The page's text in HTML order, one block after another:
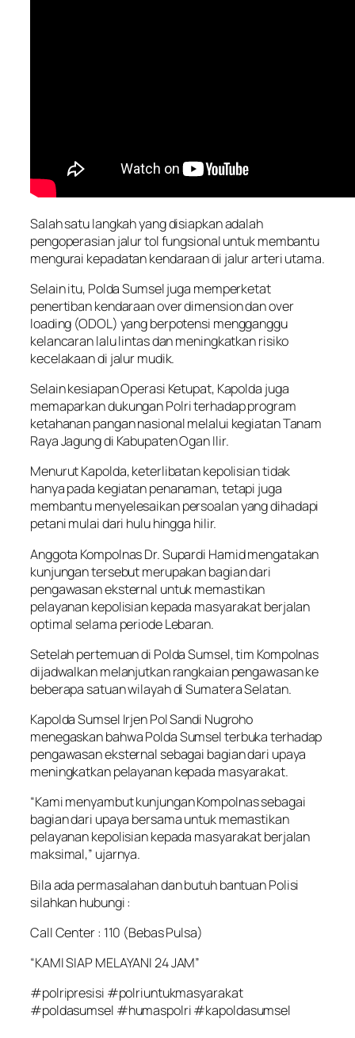
Salah satu langkah yang disiapkan adalah
pengoperasian jalur tol fungsional untuk membantu
mengurai kepadatan kendaraan di jalur arteri utama.
Selain itu, Polda Sumsel juga memperketat
penertiban kendaraan over dimension dan over
loading (ODOL) yang berpotensi mengganggu
kelancaran lalu lintas dan meningkatkan risiko
kecelakaan di jalur mudik.
Selain kesiapan Operasi Ketupat, Kapolda juga
memaparkan dukungan Polri terhadap program
ketahanan pangan nasional melalui kegiatan Tanam
Raya Jagung di Kabupaten Ogan Ilir.
Menurut Kapolda, keterlibatan kepolisian tidak
hanya pada kegiatan penanaman, tetapi juga
membantu menyelesaikan persoalan yang dihadapi
petani mulai dari hulu hingga hilir.
Anggota Kompolnas Dr. Supardi Hamid mengatakan
kunjungan tersebut merupakan bagian dari
pengawasan eksternal untuk memastikan
pelayanan kepolisian kepada masyarakat berjalan
optimal selama periode Lebaran.
Setelah pertemuan di Polda Sumsel, tim Kompolnas
dijadwalkan melanjutkan rangkaian pengawasan ke
beberapa satuan wilayah di Sumatera Selatan.
Kapolda Sumsel Irjen Pol Sandi Nugroho
menegaskan bahwa Polda Sumsel terbuka terhadap
pengawasan eksternal sebagai bagian dari upaya
meningkatkan pelayanan kepada masyarakat.
“Kami menyambut kunjungan Kompolnas sebagai
bagian dari upaya bersama untuk memastikan
pelayanan kepolisian kepada masyarakat berjalan
maksimal,” ujarnya.
Bila ada permasalahan dan butuh bantuan Polisi
silahkan hubungi :
Call Center : 110 (Bebas Pulsa)
“KAMI SIAP MELAYANI 24 JAM”
#polripresisi #polriuntukmasyarakat
#poldasumsel #humaspolri #kapoldasumsel